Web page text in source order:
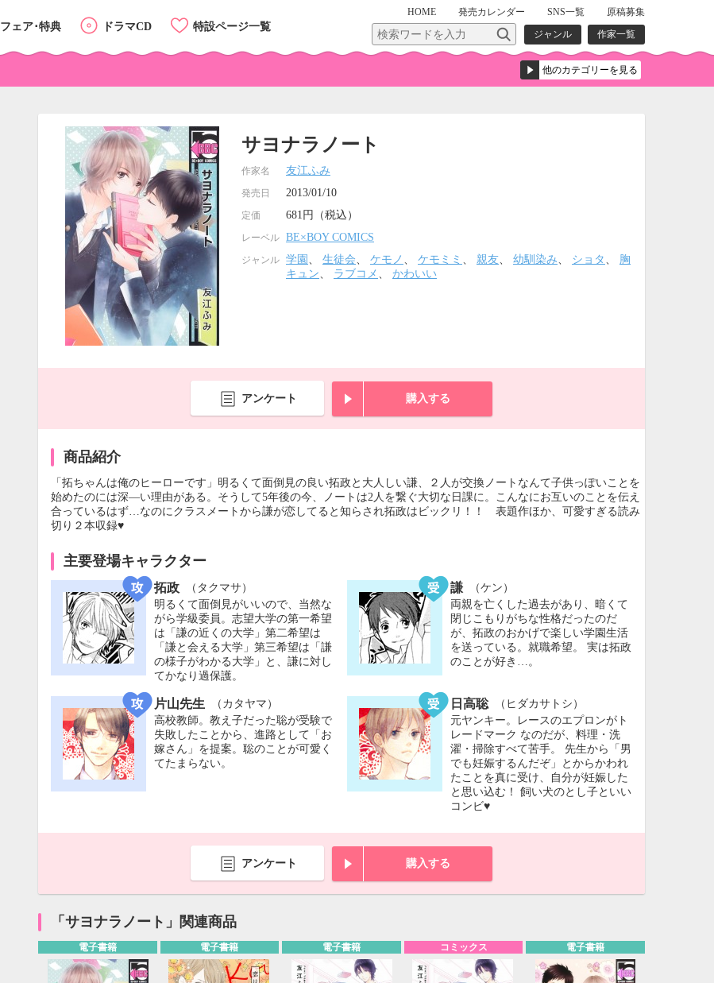
HOME 発売カレンダー SNS一覧
原稿募集
ジャンル
作家一覧
フェア･特典 ドラマCD 特設ページ一覧
サヨナラノート
作家名 友江ふみ
発売日 2013/01/10
定価 681円（税込）
レーベル BE×BOY COMICS
ジャンル 学園 、 生徒会、 ケモノ 、 ケモミミ 、 親友、 幼馴染み、 ショタ 、 胸
キュン、 ラブコメ 、 かわいい
アンケート 購入する
商品紹介
「拓ちゃんは俺のヒーローです」明るくて面倒見の良い拓政と大人しい謙、２人が交換ノートなんて子供っぽいことを
始めたのには深―い理由がある。そうして5年後の今、ノートは2人を繋ぐ大切な日課に。こんなにお互いのことを伝え
合っているはず…なのにクラスメートから謙が恋してると知らされ拓政はビックリ！！ 表題作ほか、可愛すぎる読み
切り２本収録♥
主要登場キャラクター
拓政
（タクマサ）
明るくて面倒見がいいので、当然な
がら学級委員。志望大学の第一希望
は「謙の近くの大学」第二希望は
「謙と会える大学」第三希望は「謙
の様子がわかる大学」と、謙に対し
てかなり過保護。
謙
（ケン）
両親を亡くした過去があり、暗くて
閉じこもりがちな性格だったのだ
が、拓政のおかげで楽しい学園生活
を送っている。就職希望。 実は拓政
のことが好き…。
片山先生
（カタヤマ）
高校教師。教え子だった聡が受験で
失敗したことから、進路として「お
嫁さん」を提案。聡のことが可愛く
てたまらない。
日高聡
（ヒダカサトシ）
元ヤンキー。レースのエプロンがト
レードマーク なのだが、料理・洗
濯・掃除すべて苦手。 先生から「男
でも妊娠するんだぞ」とからかわれ
たことを真に受け、自分が妊娠した
と思い込む！ 飼い犬のとし子といい
コンビ♥
アンケート 購入する
「サヨナラノート」関連商品
電子書籍 電子書籍 電子書籍 コミックス 電子書籍